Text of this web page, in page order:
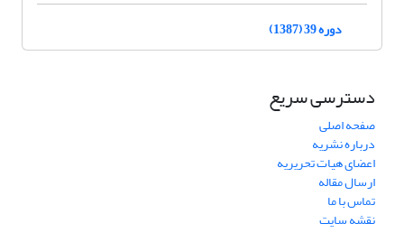
دوره 39 (1387)
دسترسی سریع
صفحه اصلی
درباره نشریه
اعضای هیات تحریریه
ارسال مقاله
تماس با ما
نقشه سایت